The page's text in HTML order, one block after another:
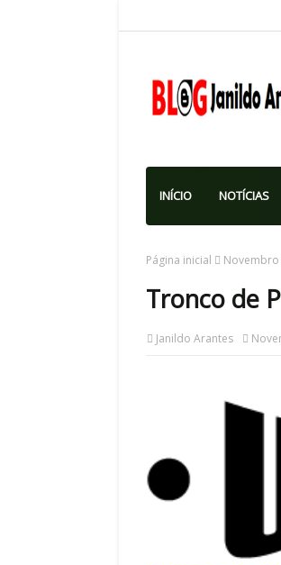
INÍCIO NOTÍCIAS
Página inicial Novembro
Tronco de
Janildo Arantes